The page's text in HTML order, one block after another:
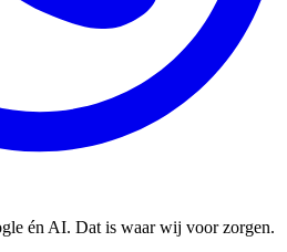
én AI. Dat is waar wij voor zorgen.